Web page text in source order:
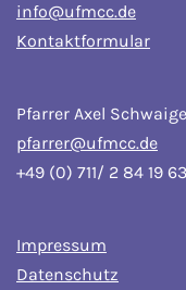
info@ufmcc.de
Kontaktformular
Pfarrer Axel
pfarrer@ufmcc.de
+49 (0) 711/ 2 84 19 63
Impressum
Datenschutz